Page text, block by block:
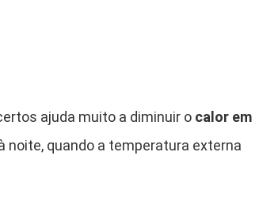
ajuda muito a diminuir o calor em
noite, quando a temperatura externa